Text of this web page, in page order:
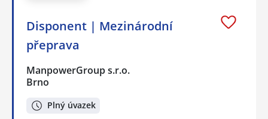
Disponent | Mezinárodní
přeprava
ManpowerGroup s.r.o.
Brno
Plný úvazek